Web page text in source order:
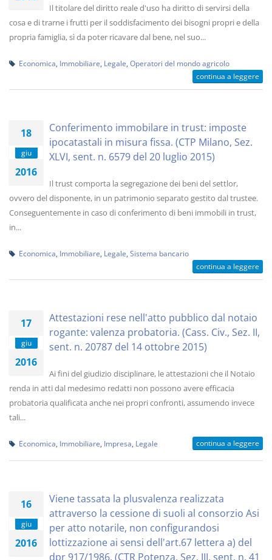
Il titolare del diritto reale d'uso ha diritto di servirsi della
cosa e di trarne i frutti per il soddisfacimento dei bisogni propri e della
propria famiglia, sì da poter ricavare dal bene, nel suo...
Economica Immobiliare Legale Operatori del mondo agricolo
continua a leggere
18
giu
2016
Conferimento immobilare in trust: imposte
ipocatastali in misura fissa. (CTP Milano, Sez.
XLVI, sent. n. 6579 del 20 luglio 2015)
Il trust comporta la segregazione dei beni del settlor,
ovvero del disponente, in un patrimonio separato gestito dal trustee.
Conseguentemente in caso di conferimento di beni immobili in trust,
in...
Economica Immobiliare Legale Sistema bancario
continua a leggere
17
giu
2016
Attestazioni rese nell'atto pubblico dal notaio
rogante: valenza probatoria. (Cass. Civ., Sez. II,
sent. n. 20787 del 14 ottobre 2015)
Ai fini del giudizio disciplinare, le attestazioni che il Notaio
renda in atti dal medesimo redatti non possono avere efficacia
probatoria qualificata anche nei propri confronti, assumendo invece
tali...
Economica Immobiliare Impresa Legale continua a leggere
16
giu
2016
Viene tassata la plusvalenza realizzata
attraverso la cessione di suoli al consorzio Asi
per atto notarile, non configurandosi
lottizzazione ai sensi dell'art.67 lettera a) del
dpr 917/1986. (CTR Potenza, Sez. III, sent. n. 41